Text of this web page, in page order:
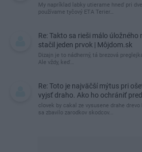
My napríklad labky utierame hneď pri
používame tyčový ETA Terier…
Re: Takto sa rieši málo
stačil jeden prvok | Môjdom.sk
Dizajn je to nádherný, tá brezová
Ale vždy, keď…
Re: Toto je najväčší mýtus pri
vyjsť draho. Ako ho ochrániť
clovek by cakal ze vysusene drahe
sa zbavilo zarodkov skodcov...